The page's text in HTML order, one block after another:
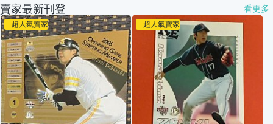
賣家最新刊登 看更多
超人氣賣家 超人氣賣家